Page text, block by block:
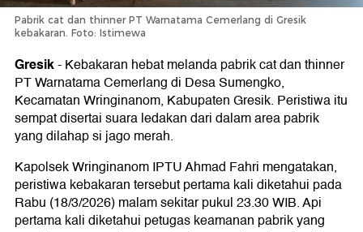
Pabrik cat dan thinner PT Warnatama Cemerlang di Gresik
kebakaran. Foto: Istimewa
Gresik-Kebakaran hebat melanda pabrik cat dan thinner
PT Warnatama Cemerlang di Desa Sumengko,
Kecamatan Wringinanom, Kabupaten Gresik. Peristiwa itu
sempat disertai suara ledakan dari dalam area pabrik
yang dilahap si jago merah.
Kapolsek Wringinanom IPTU Ahmad Fahri mengatakan,
peristiwa kebakaran tersebut pertama kali diketahui pada
Rabu (18/3/2026) malam sekitar pukul 23.30 WIB. Api
pertama kali diketahui petugas keamanan pabrik yang